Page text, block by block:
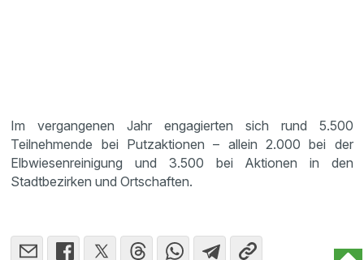
Im vergangenen Jahr engagierten sich rund 5.500
Teilnehmende bei Putzaktionen – allein 2.000 bei der
Elbwiesenreinigung und 3.500 bei Aktionen in den
Stadtbezirken und Ortschaften.